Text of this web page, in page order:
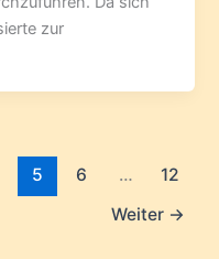
zur
5 6 …
12
Weiter →